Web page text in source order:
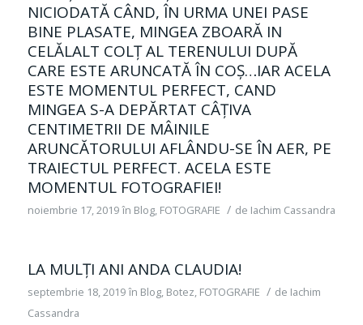
NICIODATĂ CÂND, ÎN URMA UNEI PASE
BINE PLASATE, MINGEA ZBOARĂ IN
CELĂLALT COLȚ AL TERENULUI DUPĂ
CARE ESTE ARUNCATĂ ÎN COŞ…IAR ACELA
ESTE MOMENTUL PERFECT, CAND
MINGEA S-A DEPĂRTAT CÂȚIVA
CENTIMETRII DE MÂINILE
ARUNCĂTORULUI AFLÂNDU-SE ÎN AER, PE
TRAIECTUL PERFECT. ACELA ESTE
MOMENTUL FOTOGRAFIEI!
noiembrie 17, 2019 în Blog, FOTOGRAFIE / de Iachim Cassandra
LA MULȚI ANI ANDA CLAUDIA!
septembrie 18, 2019 în Blog, Botez, FOTOGRAFIE / de Iachim
Cassandra